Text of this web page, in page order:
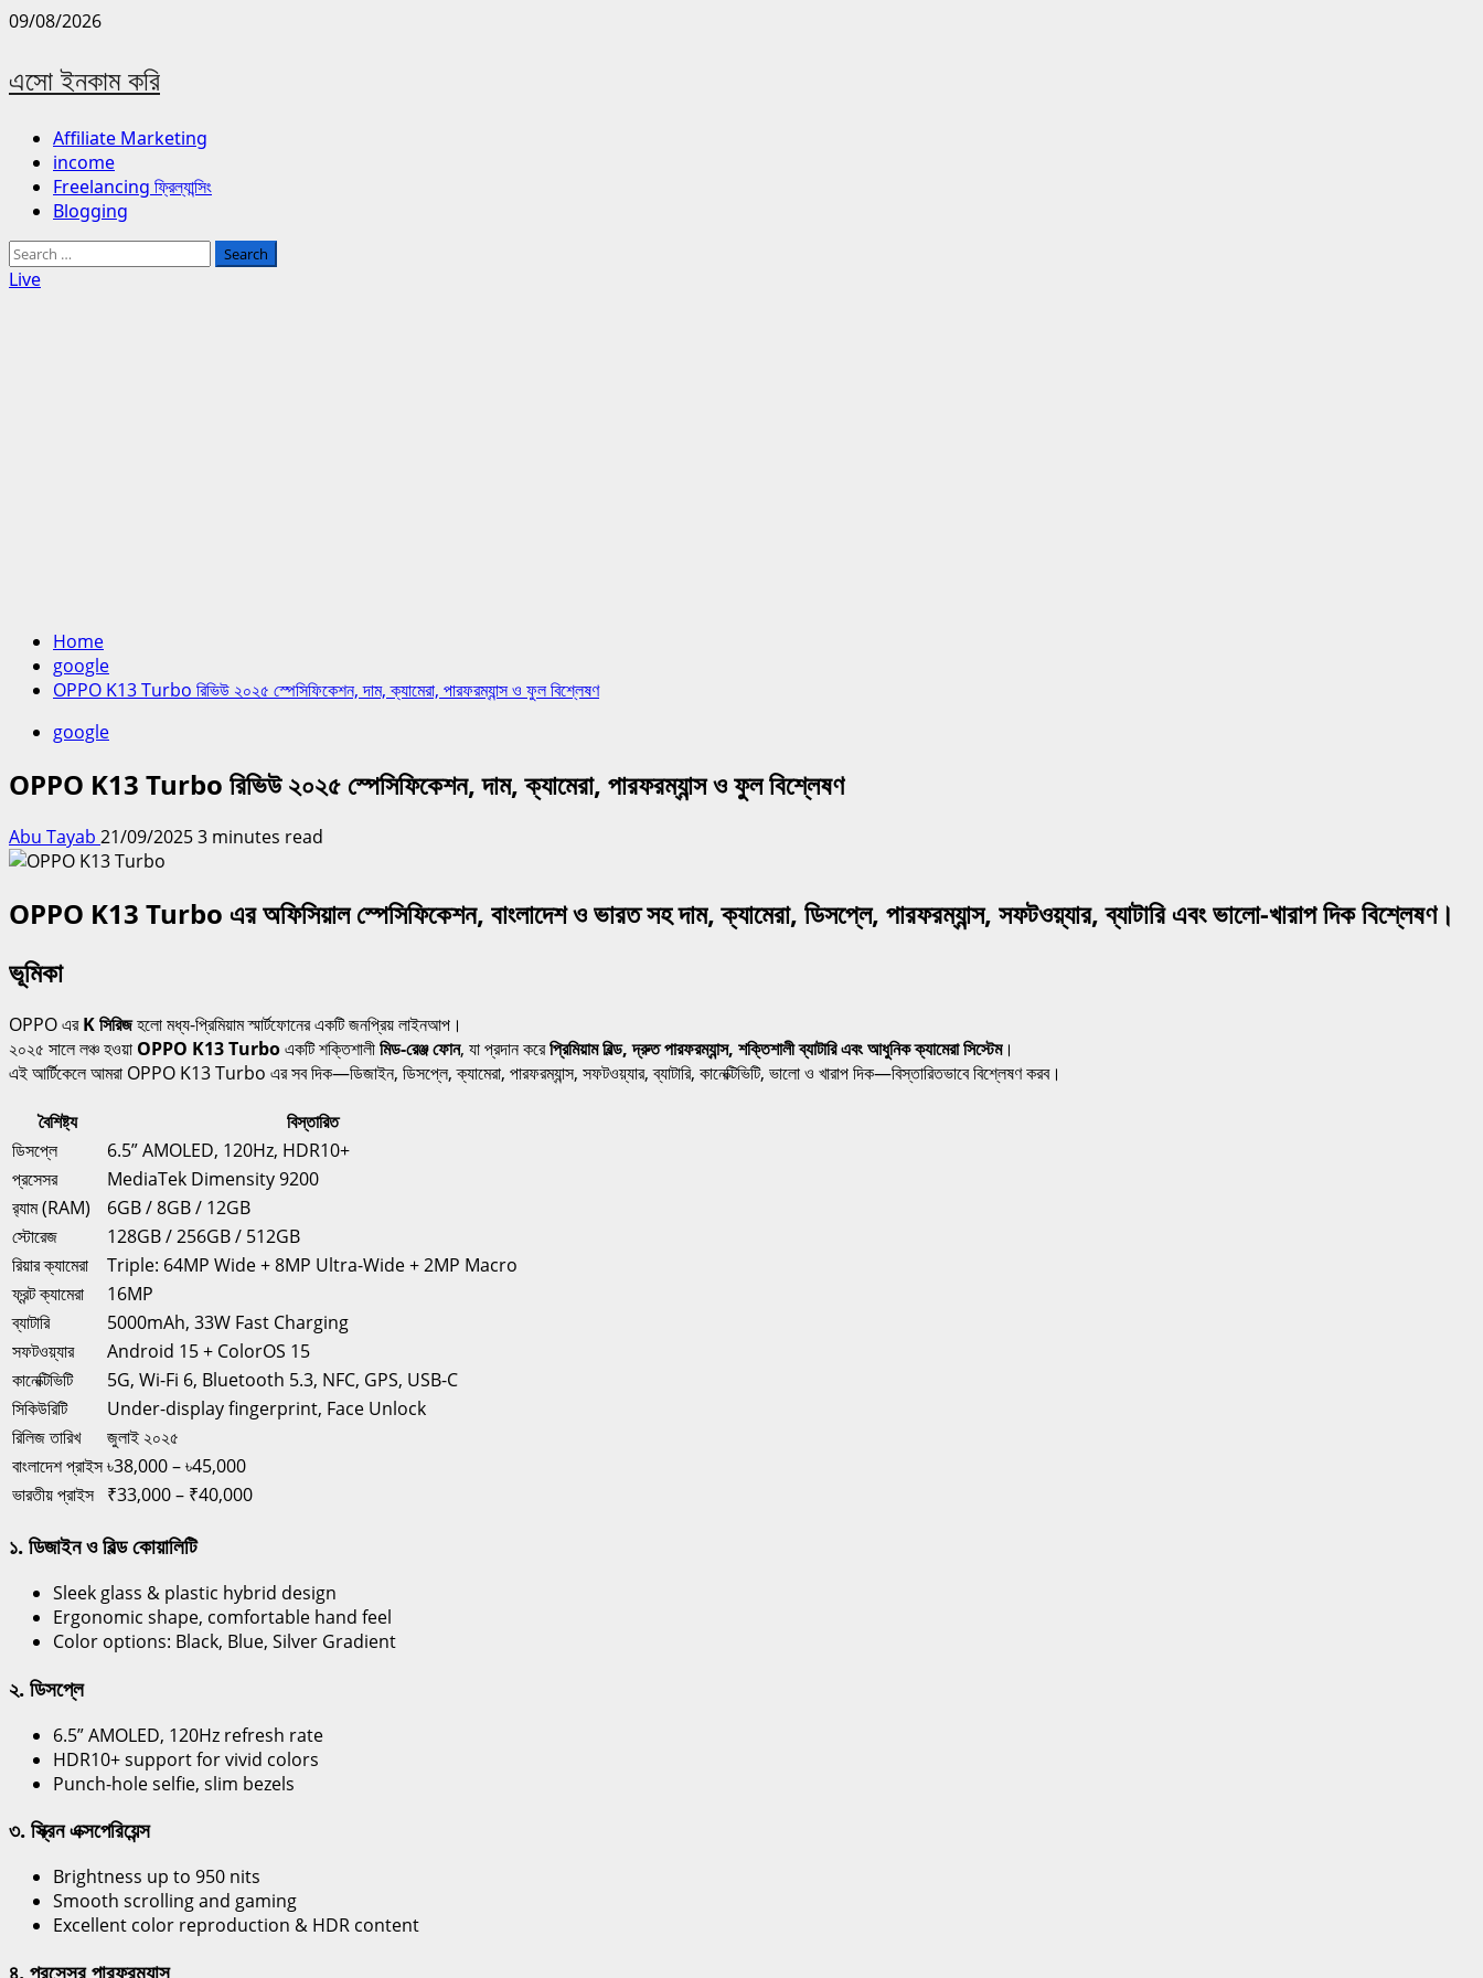
Skip
content
09/08/2026
এসো ইনকাম করি
Primary
Menu
Affiliate Marketing
income
Freelancing ফ্রিল্যান্সিং
Blogging
Search
for:
Live
Home
google
OPPO K13 Turbo রিভিউ ২০২৫ স্পেসিফিকেশন, দাম, ক্যামেরা, পারফরম্যান্স ও ফুল বিশ্লেষণ
google
OPPO K13 Turbo রিভিউ ২০২৫ স্পেসিফিকেশন, দাম, ক্যামেরা, পারফরম্যান্স ও ফুল বিশ্লেষণ
Abu Tayab 21/09/20253 minutes read
OPPO K13 Turbo এর অফিসিয়াল স্পেসিফিকেশন, বাংলাদেশ ও ভারত সহ দাম, ক্যামেরা, ডিসপ্লে, পারফরম্যান্স, সফটওয়্যার, ব্যাটারি এবং ভালো-খারাপ দিক বিশ্লেষণ।
ভূমিকা
OPPO এরK সিরিজহলো মধ্য-প্রিমিয়াম স্মার্টফোনের একটি জনপ্রিয় লাইনআপ।
২০২৫ সালে লঞ্চ হওয়া OPPO K13 Turboএকটি শক্তিশালীমিড-রেঞ্জ ফোন, যা প্রদান করেপ্রিমিয়াম বিল্ড, দ্রুত পারফরম্যান্স, শক্তিশালী ব্যাটারি এবং আধুনিক ক্যামেরা সিস্টেম।
এই আর্টিকেলে আমরা OPPO K13 Turbo এর সব দিক—ডিজাইন, ডিসপ্লে, ক্যামেরা, পারফরম্যান্স, সফটওয়্যার, ব্যাটারি, কানেক্টিভিটি, ভালো ও খারাপ দিক—বিস্তারিতভাবে বিশ্লেষণ করব।
বৈশিষ্ট্য
বিস্তারিত
ডিসপ্লে
6.5” AMOLED, 120Hz, HDR10+
প্রসেসর
MediaTek Dimensity 9200
র‍্যাম (RAM)
6GB / 8GB / 12GB
স্টোরেজ
128GB / 256GB / 512GB
রিয়ার ক্যামেরা
Triple: 64MP Wide + 8MP Ultra-Wide + 2MP Macro
ফ্রন্ট ক্যামেরা
16MP
ব্যাটারি
5000mAh, 33W Fast Charging
সফটওয়্যার
Android 15 + ColorOS 15
কানেক্টিভিটি
5G, Wi-Fi 6, Bluetooth 5.3, NFC, GPS, USB-C
সিকিউরিটি
Under-display fingerprint, Face Unlock
রিলিজ তারিখ
জুলাই ২০২৫
বাংলাদেশ প্রাইস৳38,000 – ৳45,000
ভারতীয় প্রাইস ₹33,000 – ₹40,000
১. ডিজাইন ও বিল্ড কোয়ালিটি
Sleek glass & plastic hybrid design
Ergonomic shape, comfortable hand feel
Color options: Black, Blue, Silver Gradient
২. ডিসপ্লে
6.5” AMOLED, 120Hz refresh rate
HDR10+ support for vivid colors
Punch-hole selfie, slim bezels
৩. স্ক্রিন এক্সপেরিয়েন্স
Brightness up to 950 nits
Smooth scrolling and gaming
Excellent color reproduction & HDR content
৪. প্রসেসর পারফরম্যান্স